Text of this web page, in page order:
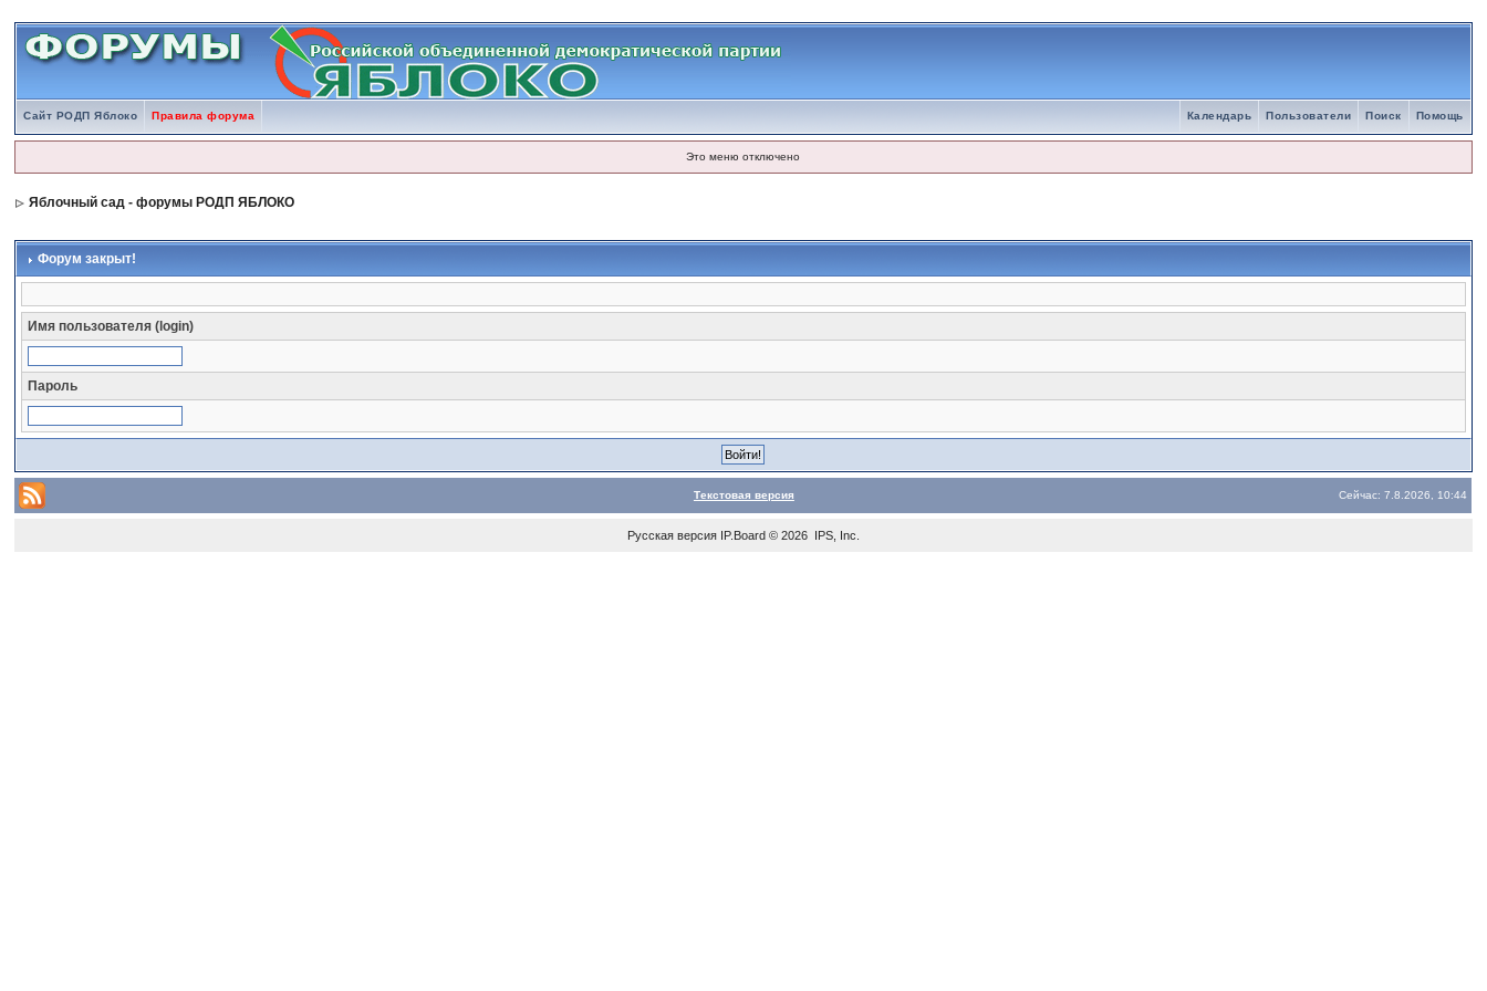
Сайт РОДП Яблоко Правила форума Помощь
Поиск
Пользователи
Календарь
Это меню отключено
Яблочный сад - форумы РОДП ЯБЛОКО
Форум закрыт!
Имя пользователя (login)
Пароль
Текстовая версия Сейчас: 7.8.2026, 10:44
Русская версия IP.Board© 2026 IPS, Inc